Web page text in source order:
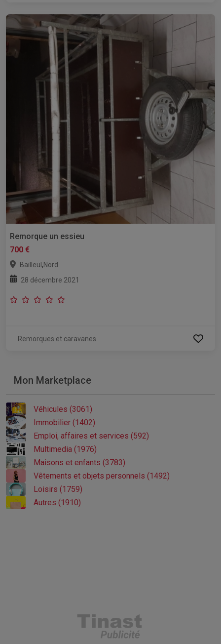
Remorque un essieu
700 €
Bailleul ,Nord
28 décembre 2021
Remorques et caravanes
Mon Marketplace
Véhicules (3061)
Immobilier (1402)
Emploi, affaires et services (592)
Multimedia (1976)
Maisons et enfants (3783)
Vêtements et objets personnels (1492)
Loisirs (1759)
Autres (1910)